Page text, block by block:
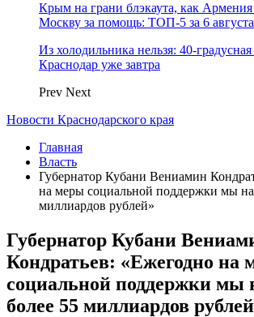
Крым на грани блэкаута, как Армения
Москву за помощь: ТОП-5 за 6 августа
Из холодильника нельзя: 40-
Краснодар уже завтра
Prev Next
Новости Краснодарского края
Главная
Власть
Губернатор Кубани Вениамин
на меры социальной поддержки мы
миллиардов рублей»
Губернатор Кубани
Кондратьев: «Ежегодно на
социальной поддержки мы
более 55 миллиардов